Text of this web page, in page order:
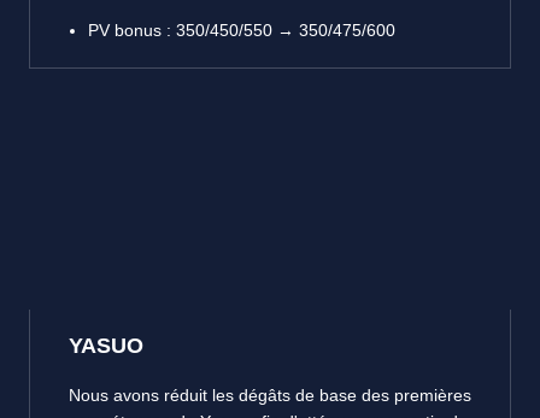
PV bonus : 350/450/550 → 350/475/600
YASUO
Nous avons réduit les dégâts de base des premières